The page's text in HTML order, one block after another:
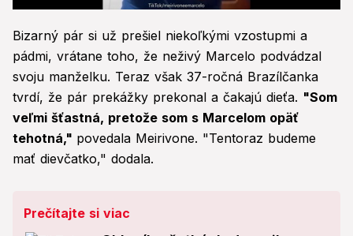
seconds
of
0
seconds
Bizarný pár si už prešiel niekoľkými vzostupmi a
pádmi, vrátane toho, že neživý Marcelo podvádzal
svoju manželku. Teraz však 37-ročná Brazílčanka
tvrdí, že pár prekážky prekonal a čakajú dieťa. "Som
veľmi šťastná, pretože som s Marcelom opäť
tehotná," povedala Meirivone. "Tentoraz budeme
mať dievčatko," dodala.
Prečítajte si viac